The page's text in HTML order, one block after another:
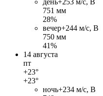
751 мм
28%
вечер+244 м/c, В
750 мм
41%
14 августа
пт
+23°
+23°
ночь+234 м/c, В